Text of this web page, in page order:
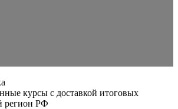
курсы с доставкой итоговых
регион РФ